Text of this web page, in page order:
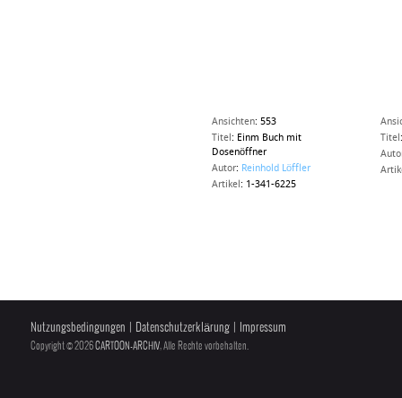
Ansichten: 553
Titel : Einm Buch mit
Dosenöffner
Autor: Reinhold Löffler
Artikel : 1-341-6225
Titel
Nutzungsbedingungen Datenschutzerklärung Impressum
Copyright © 2026CARTOON-ARCHIV, Alle Rechte vorbehalten.